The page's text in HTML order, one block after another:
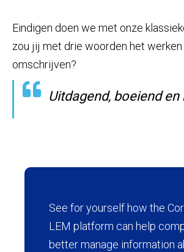
Eindigen doen we met onze
zou jij met drie woorden het
omschrijven?
Uitdagend, boeiend
See for yourself how the
LEM platform can help
better manage information